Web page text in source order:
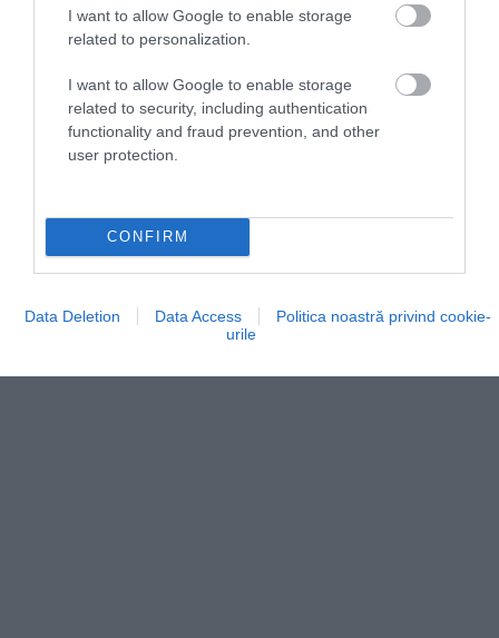
I want to allow Google to enable storage
related to personalization.
I want to allow Google to enable storage
related to security, including authentication
functionality and fraud prevention, and other
user protection.
CONFIRM
Data Deletion Data Access
Politica noastră privind cookie-
urile
trecere prin controlul pașapoartelor, aceasta nu este
cerută. Autoritățile subliniază și faptul că ETA nu
finală este luată la frontieră de autoritățile Regatului